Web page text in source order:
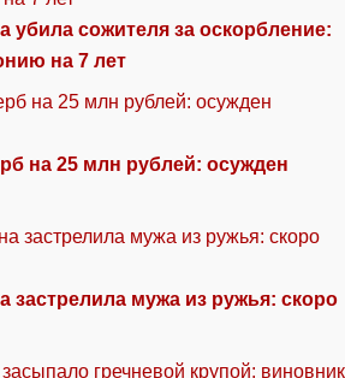
убила сожителя за оскорбление:
на 7 лет
на 25 млн рублей: осужден
застрелила мужа из ружья: скоро